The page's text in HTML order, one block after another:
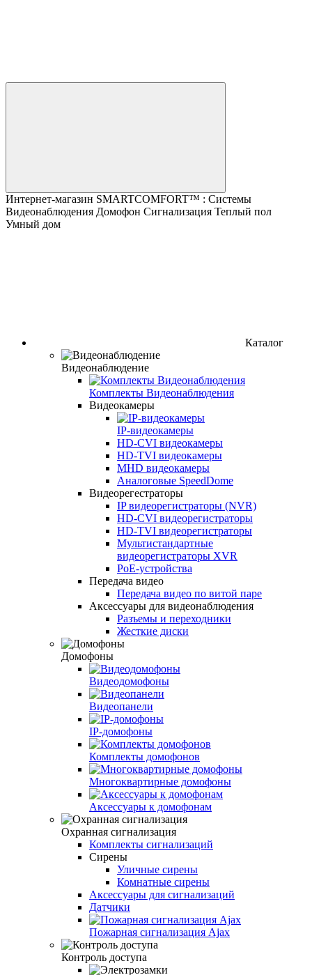
Интернет-магазин SMARTCOMFORT™ : Системы
Видеонаблюдения Домофон Сигнализация Теплый пол
Умный дом
Каталог
Видеонаблюдение
Комплекты Видеонаблюдения
Видеокамеры
IP-видеокамеры
HD-CVI видеокамеры
HD-TVI видеокамеры
MHD видеокамеры
Аналоговые SpeedDome
Видеорегестраторы
IP видеорегистраторы (NVR)
HD-CVI видеорегистраторы
HD-TVI видеорегистраторы
Мультистандартные
видеорегистраторы XVR
PoE-устройства
Передача видео
Передача видео по витой паре
Аксессуары для видеонаблюдения
Разъемы и переходники
Жесткие диски
Домофоны
Видеодомофоны
Видеопанели
IP-домофоны
Комплекты домофонов
Многоквартирные домофоны
Аксессуары к домофонам
Охранная сигнализация
Комплекты сигнализаций
Сирены
Уличные сирены
Комнатные сирены
Аксессуары для сигнализаций
Датчики
Пожарная сигнализация Ajax
Контроль доступа